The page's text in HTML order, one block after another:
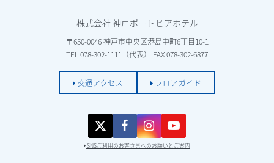
株式会社 神戸ポートピアホテル
〒650-0046 神戸市中央区港島中町6丁目10-1
TEL 078-302-1111（代表） FAX 078-302-6877
交通アクセス フロアガイド
SNSご利用のお客さまへのお願いとご案内